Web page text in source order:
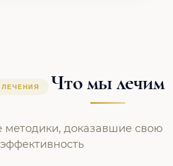
Что мы лечим
методики, доказавшие свою
эффективность